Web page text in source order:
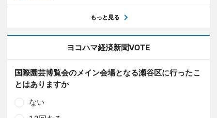
もっと見る
ヨコハマ経済新聞VOTE
国際園芸博覧会のメイン会場となる瀬谷区に行ったこ
とはありますか
ない